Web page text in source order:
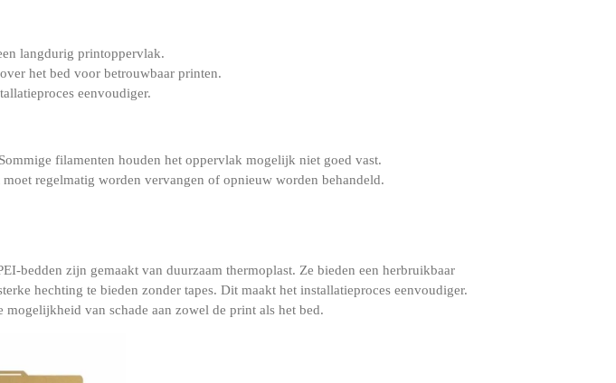
langdurig printoppervlak.
het bed voor betrouwbaar printen.
eenvoudiger.
filamenten houden het oppervlak mogelijk niet goed vast.
regelmatig worden vervangen of opnieuw worden behandeld.
bedden zijn gemaakt van duurzaam thermoplast. Ze bieden een herbruikbaar
hechting te bieden zonder tapes. Dit maakt het installatieproces eenvoudiger.
van schade aan zowel de print als het bed.